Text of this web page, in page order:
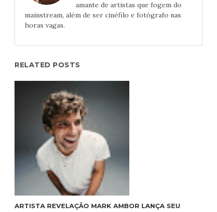
amante de artistas que fogem do
mainstream, além de ser cinéfilo e fotógrafo nas
horas vagas.
RELATED POSTS
ARTISTA REVELAÇÃO MARK AMBOR LANÇA SEU